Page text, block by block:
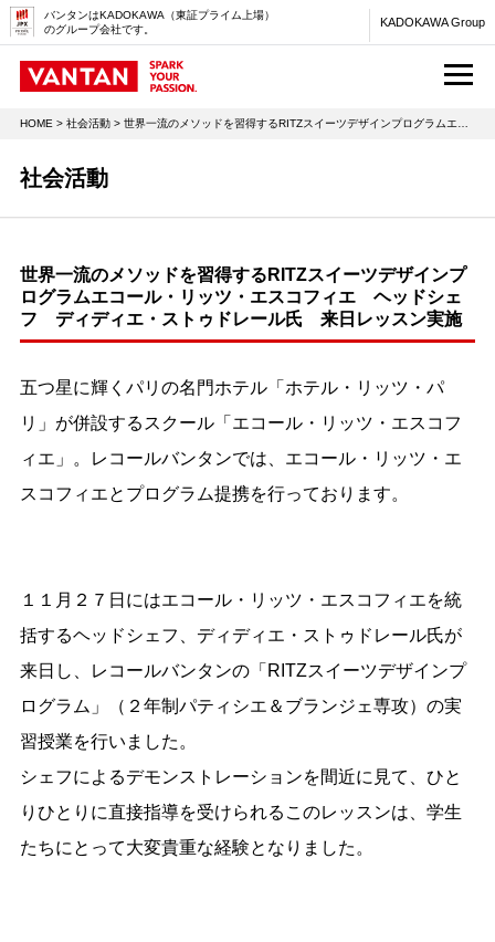
バンタンはKADOKAWA（東証プライム上場）
のグループ会社です。
KADOKAWA Group
HOME >社会活動 > 世界一流のメソッドを習得するRITZスイーツデザインプログラムエコール・リッツ・エスコフィエ ヘッドシェフ ディディエ・ストゥドレール氏 来日レッスン実施
社会活動
世界一流のメソッドを習得するRITZスイーツデザインプ
ログラムエコール・リッツ・エスコフィエ ヘッドシェ
フ ディディエ・ストゥドレール氏 来日レッスン実施
五つ星に輝くパリの名門ホテル「ホテル・リッツ・パ
リ」が併設するスクール「エコール・リッツ・エスコフ
ィエ」。レコールバンタンでは、エコール・リッツ・エ
スコフィエとプログラム提携を行っております。
１１月２７日にはエコール・リッツ・エスコフィエを統
括するヘッドシェフ、ディディエ・ストゥドレール氏が
来日し、レコールバンタンの「RITZスイーツデザインプ
ログラム」（２年制パティシエ＆ブランジェ専攻）の実
習授業を行いました。
シェフによるデモンストレーションを間近に見て、ひと
りひとりに直接指導を受けられるこのレッスンは、学生
たちにとって大変貴重な経験となりました。